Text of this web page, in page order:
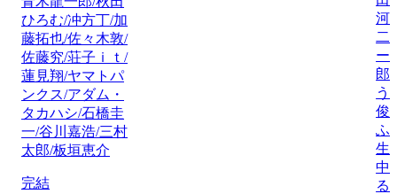
ひろむ/冲方丁/加
藤拓也/佐々木敦/
佐藤究/荘子ｉｔ/
蓮見翔/ヤマトパ
ンクス/アダム・
タカハシ/石橋圭
一/谷川嘉浩/三村
太郎/板垣恵介
完結
河
二
ー
郎
う
俊/
ふ
生
中
る